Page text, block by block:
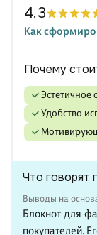
4.3
Как
Почему
удобство
Что говорят
Выводы на
Блокнот для
покупателей.